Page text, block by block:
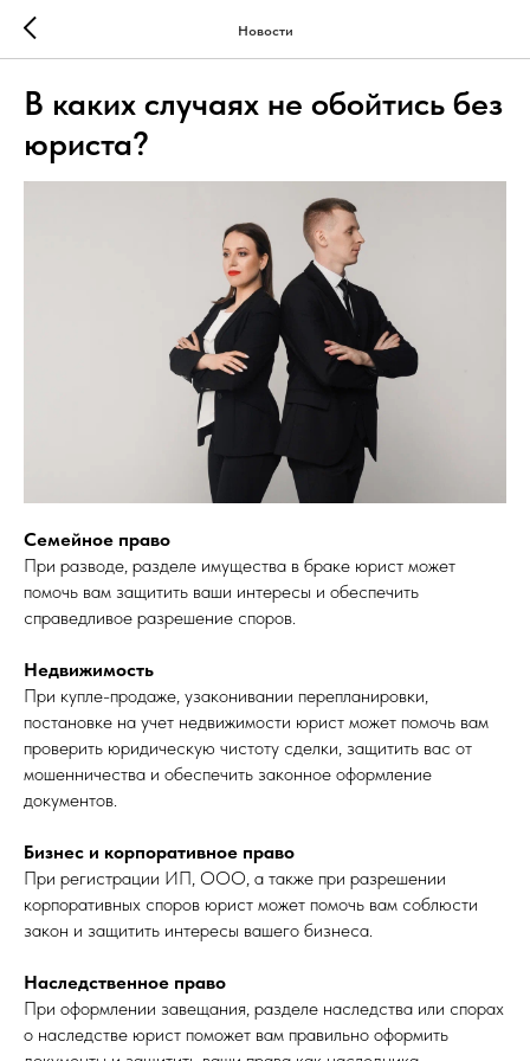
Новости
В каких случаях не обойтись без
юриста?
Семейное право
При разводе, разделе имущества в браке юрист может
помочь вам защитить ваши интересы и обеспечить
справедливое разрешение споров.
Недвижимость
При купле-продаже, узаконивании перепланировки,
постановке на учет недвижимости юрист может помочь вам
проверить юридическую чистоту сделки, защитить вас от
мошенничества и обеспечить законное оформление
документов.
Бизнес и корпоративное право
При регистрации ИП, ООО, а также при разрешении
корпоративных споров юрист может помочь вам соблюсти
закон и защитить интересы вашего бизнеса.
Наследственное право
При оформлении завещания, разделе наследства или спорах
о наследстве юрист поможет вам правильно оформить